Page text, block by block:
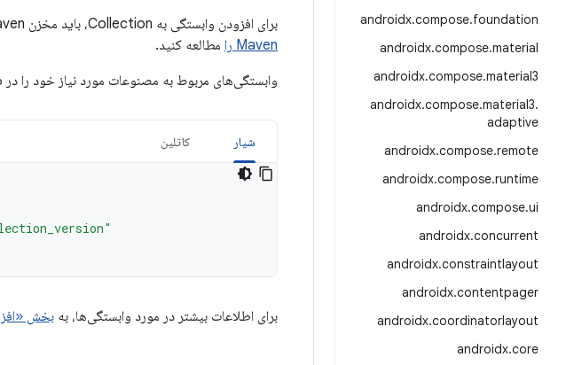
androidx.compose.foundation
androidx.compose.material
androidx.compose.material3
androidx.compose.material3.
adaptive
androidx.compose.remote
androidx.compose.runtime
androidx.compose.ui
androidx.concurrent
androidx.constraintlayout
androidx.contentpager
androidx.coordinatorlayout
androidx.core
برای افزودن وابستگی به Collection، باید مخزن Google Maven را به پروژه خود اضافه کنید. برای اطلاعات بیشتر،
Maven را
مطالعه کنید.
وابستگی‌های مربوط به مصنوعات مورد نیاز خود را در
شیار کاتلین
برای اطلاعات بیشتر در مورد وابستگی‌ها، به بخش